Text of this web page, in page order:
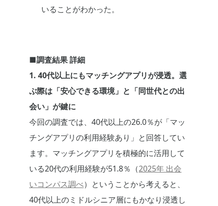
いることがわかった。
■調査結果 詳細
1. 40代以上にもマッチングアプリが浸透。選
ぶ際は「安心できる環境」と「同世代との出
会い」が鍵に
今回の調査では、40代以上の26.0％が「マッ
チングアプリの利用経験あり」と回答してい
ます。マッチングアプリを積極的に活用して
いる20代の利用経験が51.8％（2025年 出会
いコンパス調べ）ということから考えると、
40代以上のミドルシニア層にもかなり浸透し